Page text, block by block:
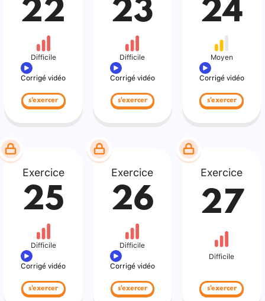
22
Difficile
Corrigé vidéo
s'exercer
23
Difficile
Corrigé vidéo
s'exercer
24
Moyen
Corrigé vidéo
s'exercer
Exercice
25
Difficile
Corrigé vidéo
s'exercer
Exercice
26
Difficile
Corrigé vidéo
s'exercer
Exercice
27
Difficile
s'exercer